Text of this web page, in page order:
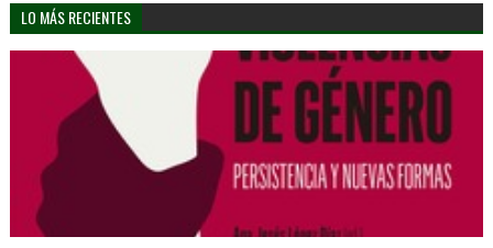
LO MÁS RECIENTES